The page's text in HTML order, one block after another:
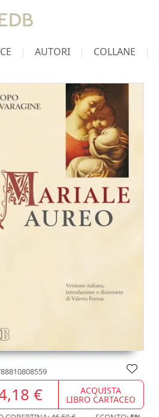
AUTORI COLLANE
€ ACQUISTA
LIBRO CARTACEO